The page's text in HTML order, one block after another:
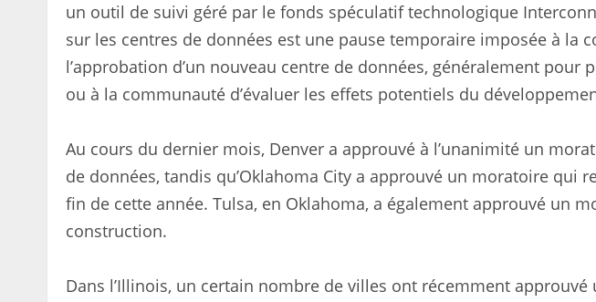
un outil de suivi géré par le fonds spéculatif technologique
sur les centres de données est une pause temporaire imposée à la
l’approbation d’un nouveau centre de données, généralement pour
ou à la communauté d’évaluer les effets potentiels du
Au cours du dernier mois, Denver a approuvé à l’unanimité un
de données, tandis qu’Oklahoma City a approuvé un moratoire qui
fin de cette année. Tulsa, en Oklahoma, a également approuvé un
construction.
Dans l’Illinois, un certain nombre de villes ont récemment